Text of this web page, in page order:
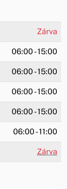
Zárva
06:00 - 15:00
06:00 - 15:00
06:00 - 15:00
06:00 - 15:00
06:00 - 11:00
Zárva